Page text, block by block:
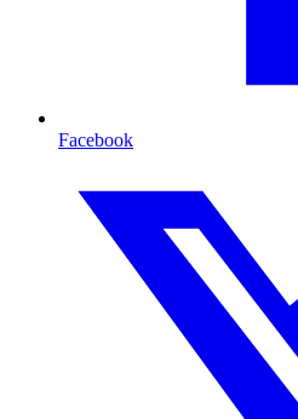
Facebook